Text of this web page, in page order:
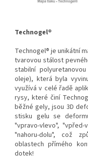
Technogel®
Technogel® je unikátní
tvarovou stálost
stabilní
oleje), která byla
využívá v celé řadě
rysy, které činí
běžné gely, jsou 3D
stisku gelu se
"vpravo-vlevo",
"nahoru-dolu", což
oblastech přímého
dotek!